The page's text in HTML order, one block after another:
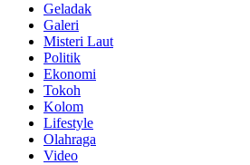
Geladak
Galeri
Misteri Laut
Politik
Ekonomi
Tokoh
Kolom
Lifestyle
Olahraga
Video